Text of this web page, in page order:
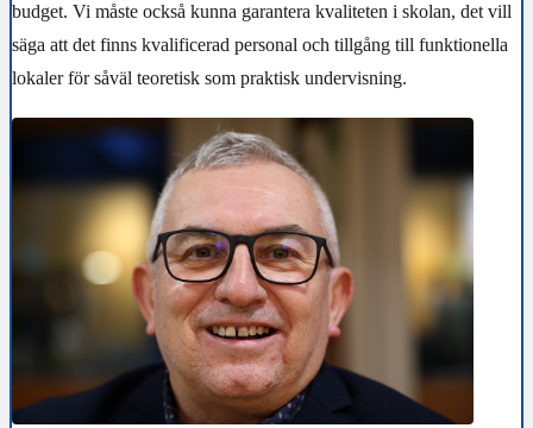
budget. Vi måste också kunna garantera kvaliteten i skolan, det vill
säga att det finns kvalificerad personal och tillgång till funktionella
lokaler för såväl teoretisk som praktisk undervisning.